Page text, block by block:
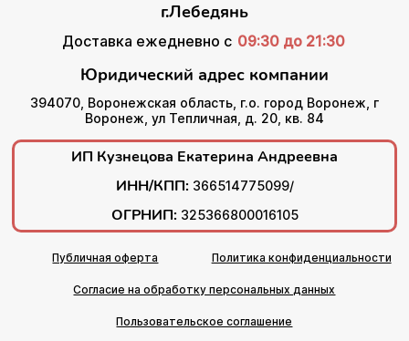
г.Лебедянь
Доставка ежедневно с 09:30 до 21:30
Юридический адрес компании
394070, Воронежская область, г.о. город Воронеж, г
Воронеж, ул Тепличная, д. 20, кв. 84
ИП Кузнецова Екатерина Андреевна
ИНН/КПП: 366514775099/
ОГРНИП: 325366800016105
Публичная оферта Политика конфиденциальности
Согласие на обработку персональных данных
Пользовательское соглашение